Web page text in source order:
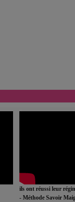
ils ont réussi leur
- Méthode Savoir